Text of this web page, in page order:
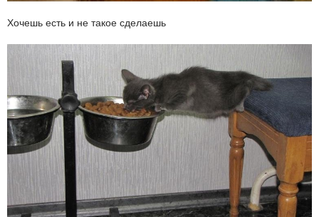
Хочешь есть и не такое сделаешь